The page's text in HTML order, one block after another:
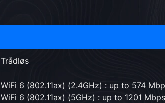
Trådløs
WiFi 6 (802.11ax) (2.4GHz) : up to 574
WiFi 6 (802.11ax) (5GHz) : up to 1201 Mbps